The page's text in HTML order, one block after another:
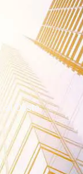
al Oeste.